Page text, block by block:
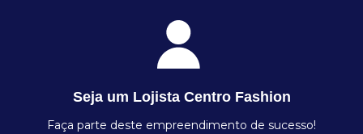
Seja um Lojista Centro Fashion
Faça parte deste empreendimento de sucesso!